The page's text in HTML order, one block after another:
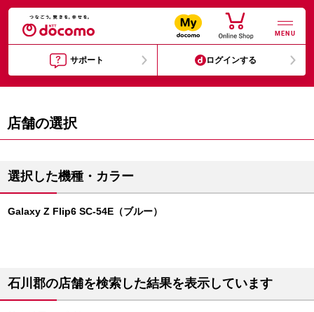
MENU
サポート ログインする
店舗の選択
選択した機種・カラー
Galaxy Z Flip6 SC-54E（ブルー）
石川郡の店舗を検索した結果を表示しています